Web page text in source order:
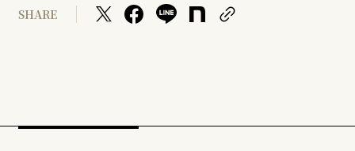
SHARE